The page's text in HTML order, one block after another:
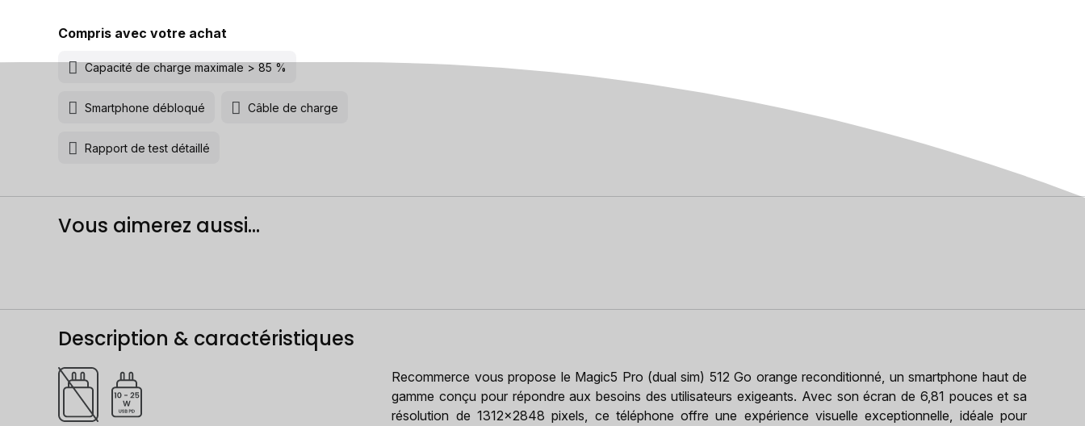
Compris avec votre achat
Capacité de charge maximale > 85 %
Smartphone débloqué Câble de charge
Rapport de test détaillé
Vous aimerez aussi...
Description & caractéristiques
Recommerce vous propose le Magic5 Pro (dual sim) 512 Go orange reconditionné, un smartphone haut de
gamme conçu pour répondre aux besoins des utilisateurs exigeants. Avec son écran de 6,81 pouces et sa
résolution de 1312x2848 pixels, ce téléphone offre une expérience visuelle exceptionnelle, idéale pour